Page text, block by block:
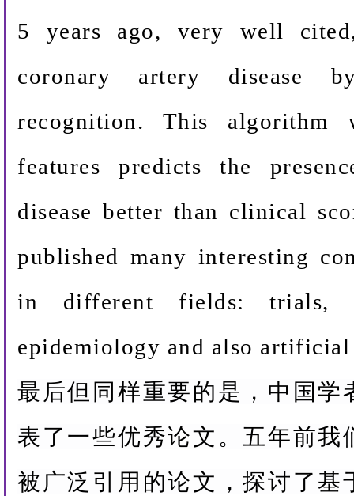
5 years ago, very well
coronary artery disease
recognition. This algorithm
features predicts the
disease better than clinical
published many interesting
in different fields: trials,
epidemiology and also
最后但同样重要的是，中国学
表了一些优秀论文。五年前我
被广泛引用的论文，探讨了基